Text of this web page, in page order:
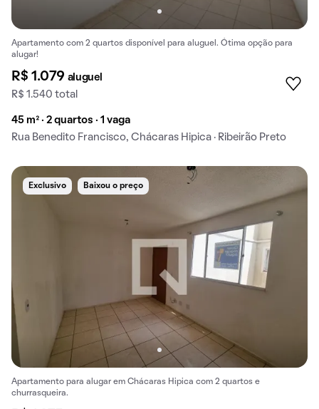
Apartamento com 2 quartos disponível para aluguel. Ótima opção para
alugar!
R$ 1.079 aluguel
R$ 1.540 total
45 m² · 2 quartos · 1 vaga
Rua Benedito Francisco, Chácaras Hipica · Ribeirão Preto
Exclusivo Baixou o preço
Apartamento para alugar em Chácaras Hipica com 2 quartos e
churrasqueira.